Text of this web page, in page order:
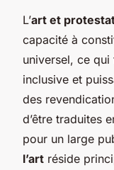
L’art et
capacité à
universel, ce
inclusive et
des
d’être traduites
pour un large
l’art réside